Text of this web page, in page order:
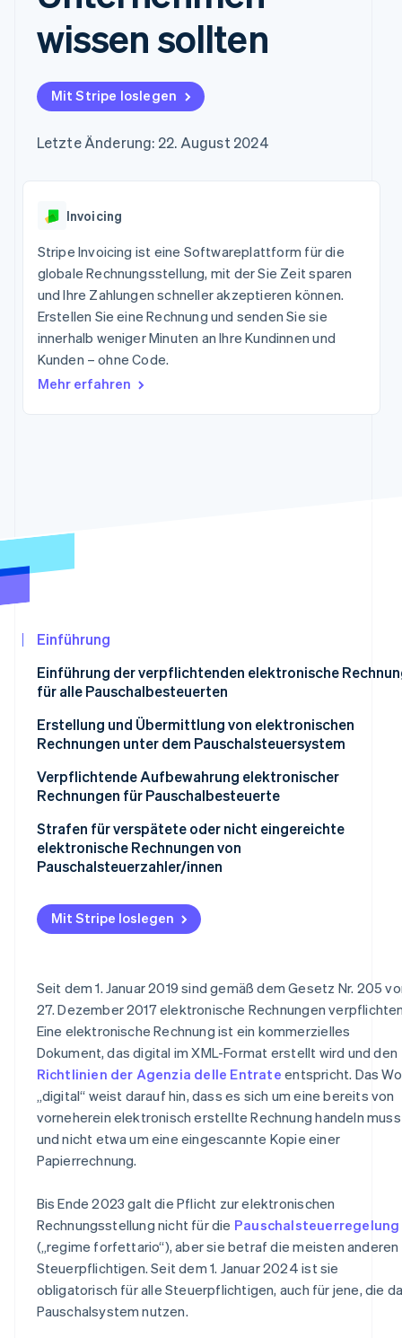
125
Terminal
Authorization
Boost
Autorisierungsraten
Link
Bezahlvorgang
Connections
Finanzdaten
Data Pipeline
Product roadmap
Ausblick
Radar
Online-Identitätsprüfung
Jetzt ansehen
Geldmanagement
Plattformen
SaaS
KI-Unternehmen
Medien und
Unterhaltung
Gemeinnützige
Organisationen
Fachdienstleistungen
Öffentlicher Sektor
Einzelhandel
Ecosystem
Marktplatz auf
Grundlagen der
Abonnementverwaltung
nutzungsbasierte
Abrechnung um
Karten ausgeben: So
Ressourcen
App-Integrationen
Code-Beispiele
Entwickler-Blog
API-Status
Produkt-Roadmap
Stripe Sessions
Karriere
Stripe Press
Kontakt
wissen sollten
Mit Stripe loslegen
Letzte Änderung: 22. August 2024
Invoicing
Stripe Invoicing ist eine Softwareplattform für die
globale Rechnungsstellung, mit der Sie Zeit sparen
und Ihre Zahlungen schneller akzeptieren können.
Erstellen Sie eine Rechnung und senden Sie sie
innerhalb weniger Minuten an Ihre Kundinnen und
Kunden – ohne Code.
Mehr erfahren
Einführung
Einführung der verpflichtenden elektronische
für alle Pauschalbesteuerten
Erstellung und Übermittlung von elektronischen
Rechnungen unter dem Pauschalsteuersystem
Absenderdaten
Empfängerdaten
Rechnungsdaten
Virtuelle Stempelsteuer
Verpflichtende Vermerke
Verpflichtende Aufbewahrung elektronischer
Rechnungen für Pauschalbesteuerte
Strafen für verspätete oder nicht eingereichte
elektronische Rechnungen von
Pauschalsteuerzahler/innen
Mit Stripe loslegen
Seit dem 1. Januar 2019 sind gemäß dem Gesetz Nr. 205
27. Dezember 2017 elektronische Rechnungen
Eine elektronische Rechnung ist ein kommerzielles
Dokument, das digital im XML-Format erstellt wird und den
Richtlinien der Agenzia delle Entrate entspricht. Das
„digital“ weist darauf hin, dass es sich um eine bereits von
vorneherein elektronisch erstellte Rechnung handeln muss
und nicht etwa um eine eingescannte Kopie einer
Papierrechnung.
Bis Ende 2023 galt die Pflicht zur elektronischen
Rechnungsstellung nicht für die Pauschalsteuerregelung
(„regime forfettario“), aber sie betraf die meisten anderen
Steuerpflichtigen. Seit dem 1. Januar 2024 ist sie
obligatorisch für alle Steuerpflichtigen, auch für jene, die
Pauschalsystem nutzen.